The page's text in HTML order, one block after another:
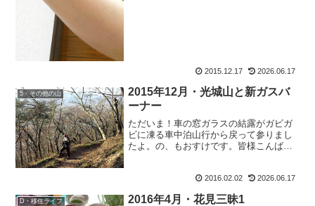
2015.12.17 2026.06.17
5・その他の山
2015年12月・光城山と新ガスバ
ーナー
ただいま！車の窓ガラスの結露がガビガ
ビに凍る車中泊山行から戻って参りまし
たよ。の、もおすけです。皆様こんばん
いきます。娘のような後輩・みゆきんぐ
2016.02.02 2026.06.17
D・移住ライフ 2016年4月・花見三昧1